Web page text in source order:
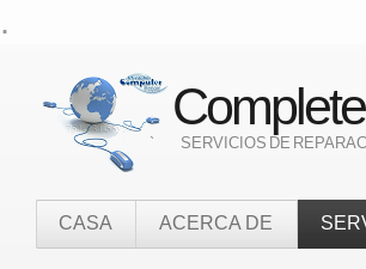
.
Complete
` SERVICIOS DE
CASA ACERCA DE